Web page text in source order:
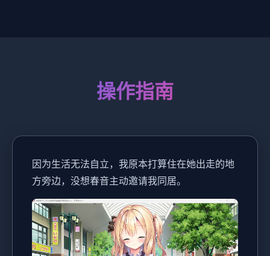
操作指南
因为生活无法自立，我原本打算住在她出走的地
方旁边，没想春音主动邀请我同居。